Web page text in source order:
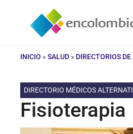
contenido
INICIO » SALUD » DIRECTORIOS
DIRECTORIO MÉDICOS
Fisioterapia